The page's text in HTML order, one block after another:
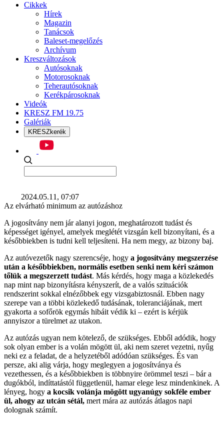
Cikkek
Hírek
Magazin
Tanácsok
Baleset-megelőzés
Archívum
Kreszváltozások
Autósoknak
Motorosoknak
Teherautósoknak
Kerékpárosoknak
Videók
KRESZ FM 19.75
Galériák
KRESZkerék
2024.05.11, 07:07
Az elvárható minimum az autózáshoz
A jogosítvány nem jár alanyi jogon, meghatározott tudást és
képességet igényel, amelyek meglétét vizsgán kell bizonyítani, és a
későbbiekben is tudni kell teljesíteni. Ha nem megy, az bizony baj.
Az autóvezetők nagy szerencséje, hogy a jogosítvány megszerzése
után a későbbiekben, normális esetben senki nem kéri számon
tőlük a megszerzett tudást. Más kérdés, hogy maga a közlekedés
nap mint nap bizonyításra kényszerít, de a valós szituációk
rendszerint sokkal elnézőbbek egy vizsgabiztosnál. Ebben nagy
szerepe van a többi közlekedő tudásának, toleranciájának, mert
gyakorta a sofőrök egymás hibáit védik ki – ezért is kérjük
annyiszor a türelmet az utakon.
Az autózás ugyan nem kötelező, de szükséges. Ebből adódik, hogy
sok olyan ember is a volán mögött ül, aki nem szeret vezetni, nyűg
neki ez a feladat, de a helyzetéből adódóan szükséges. És van
persze, aki alig várja, hogy meglegyen a jogosítványa és
vezethessen, és a későbbiekben is többnyire örömmel teszi – bár a
dugókból, indíttatástól függetlenül, hamar elege lesz mindenkinek. A
lényeg, hogy a kocsik volánja mögött ugyanúgy sokféle ember
ül, ahogy az utcán sétál, mert mára az autózás átlagos napi
dolognak számít.